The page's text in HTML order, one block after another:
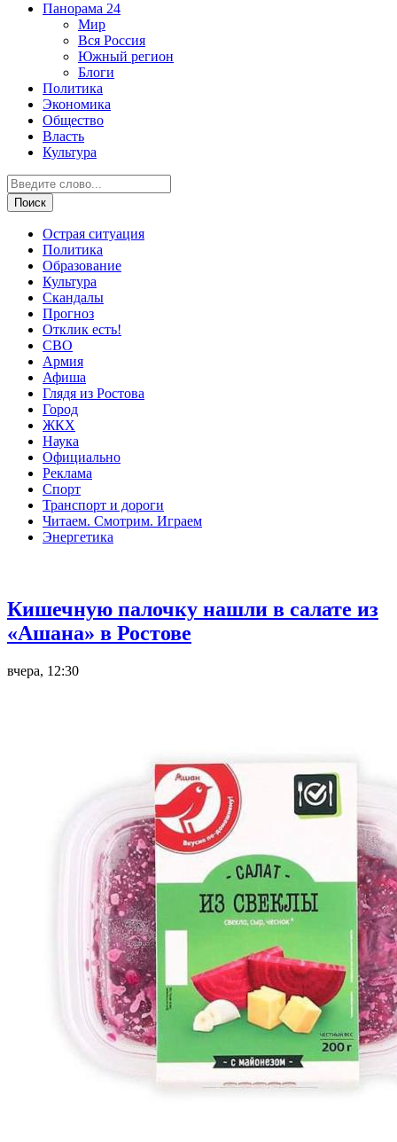
Панорама 24
Мир
Вся Россия
Южный регион
Блоги
Политика
Экономика
Общество
Власть
Культура
Острая ситуация
Политика
Образование
Культура
Скандалы
Прогноз
Отклик есть!
СВО
Армия
Афиша
Глядя из Ростова
Город
ЖКХ
Наука
Официально
Реклама
Спорт
Транспорт и дороги
Читаем. Смотрим. Играем
Энергетика
Кишечную палочку нашли в салате из
«Ашана» в Ростове
вчера, 12:30